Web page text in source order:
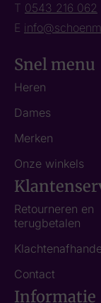
T 0543 216 062
E
Snel menu
Heren
Dames
Merken
Onze winkels
Retourneren en
terugbetalen
Contact
Informatie